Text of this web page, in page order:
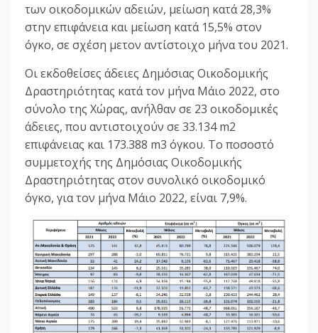
των οικοδομικών αδειών, μείωση κατά 28,3%
στην επιφάνεια και μείωση κατά 15,5% στον
όγκο, σε σχέση μετον αντίστοιχο μήνα του 2021.
Οι εκδοθείσες άδειες Δημόσιας Οικοδομικής
Δραστηριότητας κατά τον μήνα Μάιο 2022, στο
σύνολο της Χώρας, ανήλθαν σε 23 οικοδομικές
άδειες, που αντιστοιχούν σε 33.134 m2
επιφάνειας και 173.388 m3 όγκου. Το ποσοστό
συμμετοχής της Δημόσιας Οικοδομικής
Δραστηριότητας στον συνολικό οικοδομικό
όγκο, για τον μήνα Μάιο 2022, είναι 7,9%.